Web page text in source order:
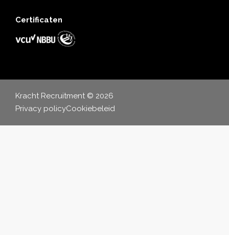
Certificaten
Kracht Recruitment © 2026
Privacy policyCookiebeleid